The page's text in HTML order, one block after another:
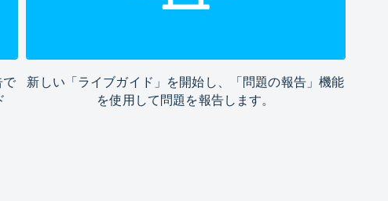
で
新しい「ライブガイド」を開始し、「問題の報告」機能
を使用して問題を報告します。